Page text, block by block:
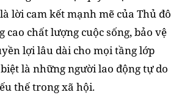
lời cam kết mạnh mẽ của Thủ đô
cao chất lượng cuộc sống, bảo vệ
lợi lâu dài cho mọi tầng lớp
là những người lao động tự do
thế trong xã hội.